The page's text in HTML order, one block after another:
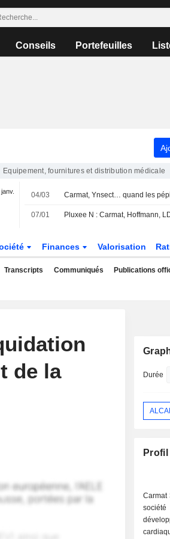
Conseils Portefeuilles
Equipement, fournitures et distribution médicale
04/03
07/01
Finances Valorisation
Transcripts Communiqués Publications
de la
Durée
Carmat